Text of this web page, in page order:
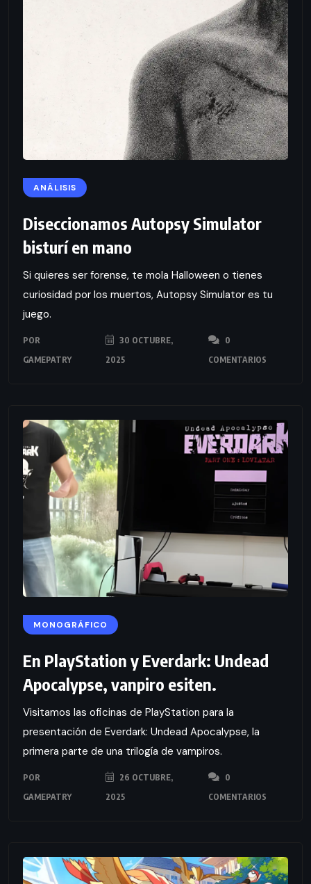
ANÁLISIS
Diseccionamos Autopsy Simulator
bisturí en mano
Si quieres ser forense, te mola Halloween o tienes
curiosidad por los muertos, Autopsy Simulator es tu
juego.
POR
GAMEPATRY
30 OCTUBRE,
2025
0
COMENTARIOS
MONOGRÁFICO
En PlayStation y Everdark: Undead
Apocalypse, vanpiro esiten.
Visitamos las oficinas de PlayStation para la
presentación de Everdark: Undead Apocalypse, la
primera parte de una trilogía de vampiros.
POR
GAMEPATRY
26 OCTUBRE,
2025
0
COMENTARIOS